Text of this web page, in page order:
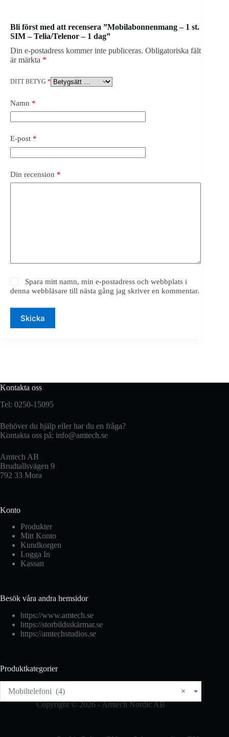
Bli först med att recensera ”Mobilabonnenmang – 1 st.
SIM – Telia/Telenor – 1 dag”
Din e-postadress kommer inte publiceras. Obligatoriska fält
är märkta *
DITT BETYG *
Namn *
E-post *
Din recension *
Spara mitt namn, min e-postadress och webbplats i
denna webbläsare till nästa gång jag skriver en kommentar.
Skicka
Kontakta oss
Tel: 0250-15095
Behöver du hjälp eller har du en fråga?
Kontakta oss på: info@amtech.se
Amtech AB
Brudtallsvägen 9
792 33 Mora
Konto
Produkter
Mitt Konto
Kundkorgen
Logga In
Kassan
Besök våra andra hemsidor
https://www.amtech.se
https://storbildsskärmar.se
https://amtechstudios.se
Produktkategorier
×
Mobiltelefoni (4)
Copyright © 2026 - Amtech Nordic AB